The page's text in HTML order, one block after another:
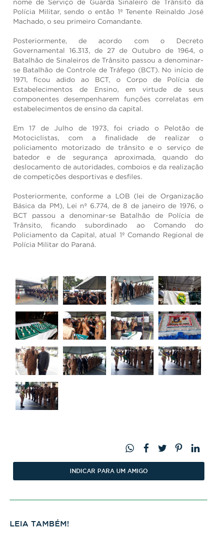
nome de Serviço de Guarda Sinaleiro de Trânsito da
Polícia Militar, sendo o então 1º Tenente Reinaldo José
Machado, o seu primeiro Comandante.
Posteriormente, de acordo com o Decreto
Governamental 16.313, de 27 de Outubro de 1964, o
Batalhão de Sinaleiros de Trânsito passou a denominar-
se Batalhão de Controle de Tráfego (BCT). No início de
1971, ficou adido ao BCT, o Corpo de Polícia de
Estabelecimentos de Ensino, em virtude de seus
componentes desempenharem funções correlatas em
estabelecimentos de ensino da capital.
Em 17 de Julho de 1973, foi criado o Pelotão de
Motociclistas, com a finalidade de realizar o
policiamento motorizado de trânsito e o serviço de
batedor e de segurança aproximada, quando do
deslocamento de autoridades, comboios e da realização
de competições desportivas e desfiles.
Posteriormente, conforme a LOB (lei de Organização
Básica da PM), Lei nº 6.774, de 8 de janeiro de 1976, o
BCT passou a denominar-se Batalhão de Polícia de
Trânsito, ficando subordinado ao Comando do
Policiamento da Capital, atual 1º Comando Regional de
Polícia Militar do Paraná.
INDICAR PARA UM AMIGO
LEIA TAMBÉM!